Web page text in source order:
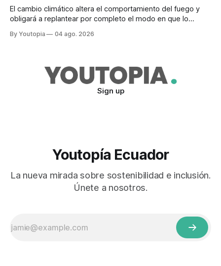
El cambio climático altera el comportamiento del fuego y
obligará a replantear por completo el modo en que lo
By Youtopia 04 ago. 2026
Sign up
Youtopía Ecuador
La nueva mirada sobre sostenibilidad e inclusión.
Únete a nosotros.